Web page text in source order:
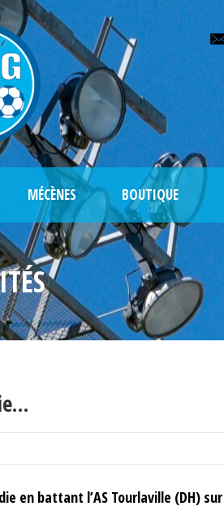
MÉCÈNES BOUTIQUE
battant l’AS Tourlaville (DH)